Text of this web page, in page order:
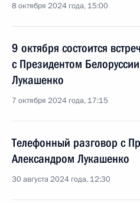
8 октября 2024 года, 15:00
9 октября состоится
с Президентом
Лукашенко
7 октября 2024 года, 17:15
Телефонный разговор с
Александром Лукашенко
30 августа 2024 года, 12:30